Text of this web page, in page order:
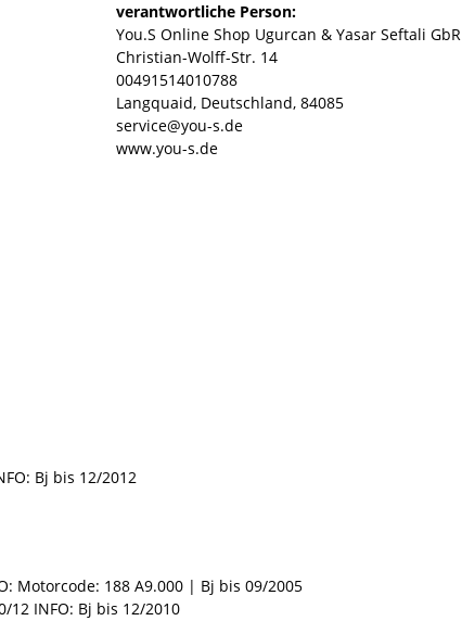
verantwortliche Person:
You.S Online Shop Ugurcan & Yasar Seftali GbR
Christian-Wolff-Str. 14
00491514010788
Langquaid, Deutschland, 84085
service@you-s.de
www.you-s.de
Bj bis 12/2012
Motorcode: 188 A9.000 | Bj bis 09/2005
12 INFO: Bj bis 12/2010